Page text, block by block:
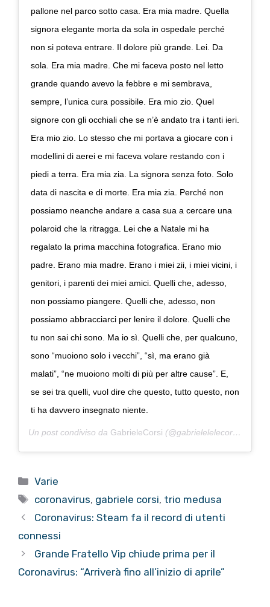
pallone nel parco sotto casa. Era mia madre. Quella
signora elegante morta da sola in ospedale perché
non si poteva entrare. Il dolore più grande. Lei. Da
sola. Era mia madre. Che mi faceva posto nel letto
grande quando avevo la febbre e mi sembrava,
sempre, l’unica cura possibile. Era mio zio. Quel
signore con gli occhiali che se n’è andato tra i tanti ieri.
Era mio zio. Lo stesso che mi portava a giocare con i
modellini di aerei e mi faceva volare restando con i
piedi a terra. Era mia zia. La signora senza foto. Solo
data di nascita e di morte. Era mia zia. Perché non
possiamo neanche andare a casa sua a cercare una
polaroid che la ritragga. Lei che a Natale mi ha
regalato la prima macchina fotografica. Erano mio
padre. Erano mia madre. Erano i miei zii, i miei vicini, i
genitori, i parenti dei miei amici. Quelli che, adesso,
non possiamo piangere. Quelli che, adesso, non
possiamo abbracciarci per lenire il dolore. Quelli che
tu non sai chi sono. Ma io sì. Quelli che, per qualcuno,
sono “muoiono solo i vecchi”, “sì, ma erano già
malati”, “ne muoiono molti di più per altre cause”. E,
se sei tra quelli, vuol dire che questo, tutto questo, non
ti ha davvero insegnato niente.
Un post condiviso da GabrieleCorsi (@gabrielelelecorsi) in data:
Categorie
Varie
Tag
coronavirus, gabriele corsi, trio medusa
Coronavirus: Steam fa il record di utenti
connessi
Grande Fratello Vip chiude prima per il
Coronavirus: “Arriverà fino all’inizio di aprile”